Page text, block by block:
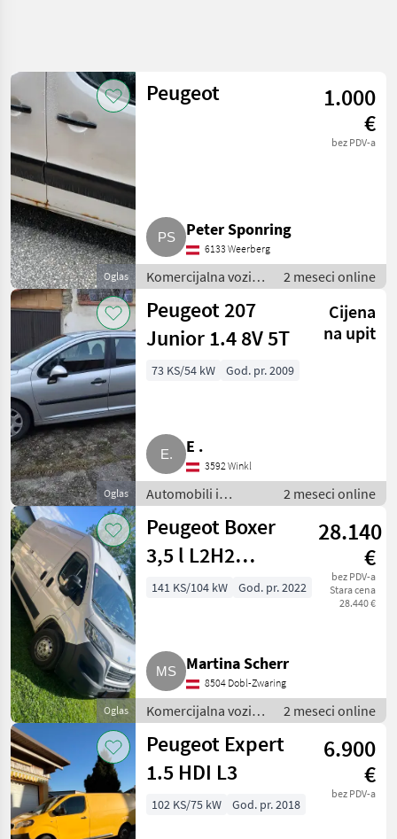
Oglas
Peugeot
1.000
€
bez PDV-a
Peter Sponring
6133 Weerberg
Komercijalna vozila
/ Teretna vozila
(kamioni)
2 meseci online
Oglas
Peugeot 207
Junior 1.4 8V 5T
Cijena
na upit
73 KS/54 kW God. pr. 2009
E .
3592 Winkl
Automobili i
motocikli /
Limuzine
2 meseci online
Oglas
Peugeot Boxer
3,5 l L2H2
BlueHDi 140 S&S
28.140
€
bez PDV-a
Stara cena
28.440 €
141 KS/104 kW God. pr. 2022
Martina Scherr
8504 Dobl-Zwaring
Komercijalna vozila
/ Teretna vozila
(kamioni)
2 meseci online
Peugeot Expert
1.5 HDI L3
6.900
€
bez PDV-a
102 KS/75 kW God. pr. 2018